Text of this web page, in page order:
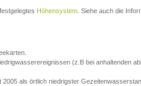
Höhensystem . Siehe auch die
(z.B bei anhaltenden
als örtlich niedrigster